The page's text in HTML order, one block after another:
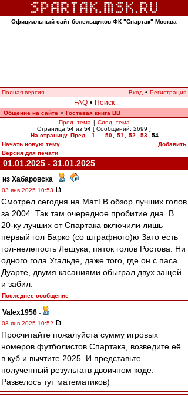
Официальный сайт болельщиков ФК "Спартак" Москва
Полная версия Вход • Регистрация
FAQ • Поиск
Общение на сайте » Гостевая книга ВВ
Пред. тема | След. тема
Страница 54 из 54 [ Сообщений: 2699 ]
На страницу Пред. 1 50 51 52 53
54
Начать новую тему
Добавить
Версия для печати
01.01.2025 - 31.01.2025
из Хабаровска -
03 янв 2025 10:53
Смотрел сегодня на МатТВ обзор лучших голов
за 2004. Так там очередное пробитие дна. В
20-ку лучших от Спартака включили лишь
первый гол Барко (со штрафного)ю Зато есть
гол-нелепость Лещука, пяток голов Ростова. Ни
одного гола Угальде, даже того, где он с паса
Дуарте, двумя касаниями обыграл двух защей
и забил.
Последнее сообщение
Valex1956 -
03 янв 2025 10:52
Просчитайте пожалуйста сумму игровых
номеров футболистов Спартака, возведите её
в куб и вычтите 2025. И представьте
полученный результатв двоичном коде.
Развелось тут математиков)